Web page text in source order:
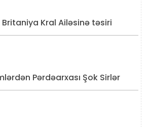
Kral Ailəsinə təsiri
Pərdəarxası Şok Sirlər